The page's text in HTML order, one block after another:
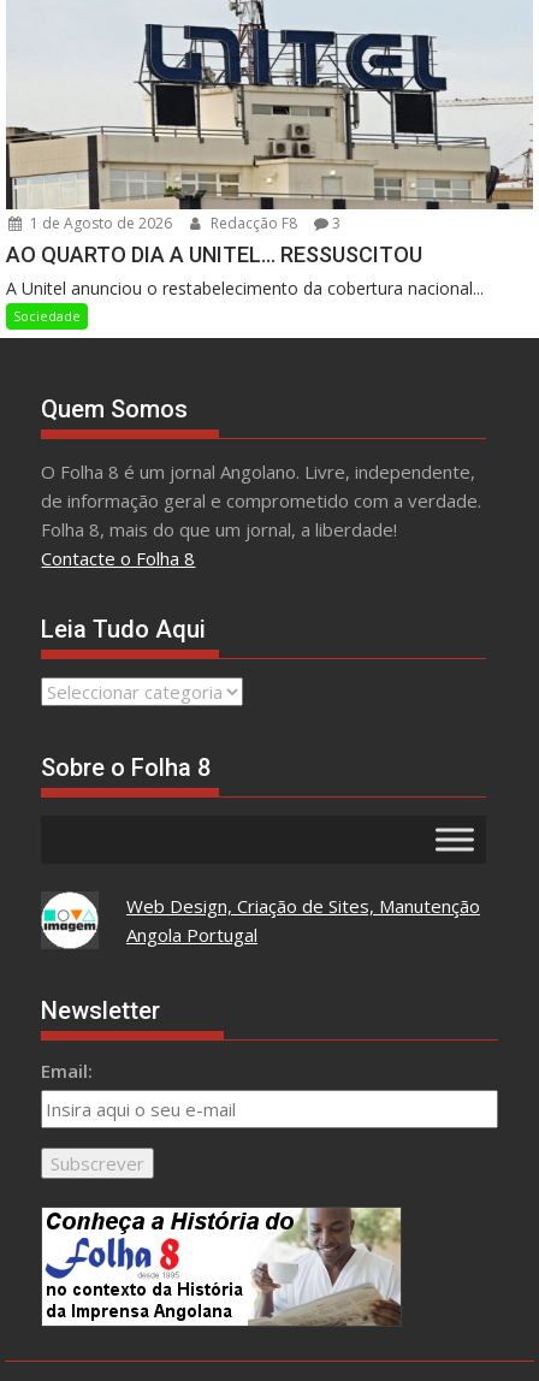
1 de Agosto de 2026 Redacção F8 3
AO QUARTO DIA A UNITEL… RESSUSCITOU
A Unitel anunciou o restabelecimento da cobertura nacional...
Sociedade
Quem Somos
O Folha 8 é um jornal Angolano. Livre, independente,
de informação geral e comprometido com a verdade.
Folha 8, mais do que um jornal, a liberdade!
Contacte o Folha 8
Leia Tudo Aqui
Leia
Sobre o Folha 8
Web Design, Criação de Sites, Manutenção
Angola Portugal
Newsletter
Email: